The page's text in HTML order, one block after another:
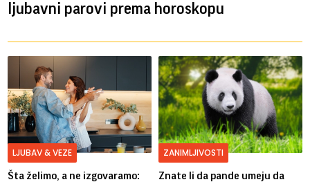
ljubavni parovi prema horoskopu
LJUBAV & VEZE
Šta želimo, a ne izgovaramo:
ZANIMLJIVOSTI
Znate li da pande umeju da